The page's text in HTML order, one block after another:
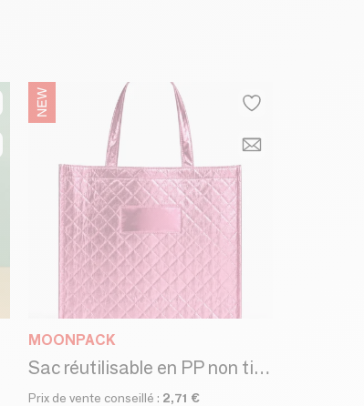
MOONPACK
Sac réutilisable en PP non tissé - "Oslo" Rose Gold (41x12x35cm)
Prix de vente conseillé : 2,71 €